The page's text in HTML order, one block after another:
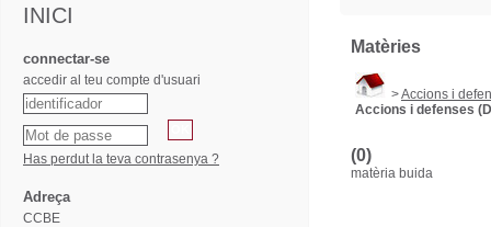
Matèries
>Accions i
Accions i defenses
(0)
matèria buida
INICI
connectar-se
accedir al teu compte d'usuari
Has perdut la teva contrasenya ?
Adreça
CCBE